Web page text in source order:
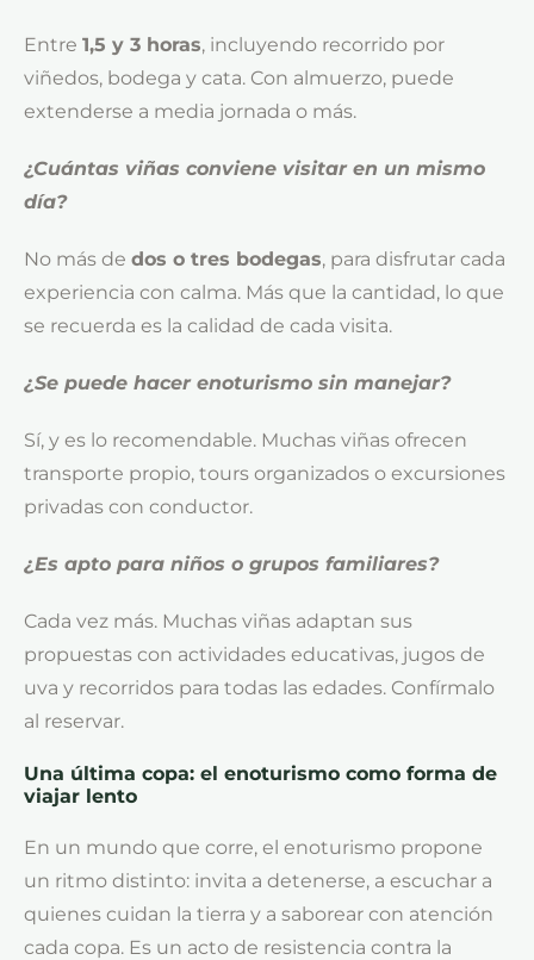
Entre 1,5 y 3 horas, incluyendo recorrido por
viñedos, bodega y cata. Con almuerzo, puede
extenderse a media jornada o más.
¿Cuántas viñas conviene visitar en un mismo
día?
No más de dos o tres bodegas, para disfrutar cada
experiencia con calma. Más que la cantidad, lo que
se recuerda es la calidad de cada visita.
¿Se puede hacer enoturismo sin manejar?
Sí, y es lo recomendable. Muchas viñas ofrecen
transporte propio, tours organizados o excursiones
privadas con conductor.
¿Es apto para niños o grupos familiares?
Cada vez más. Muchas viñas adaptan sus
propuestas con actividades educativas, jugos de
uva y recorridos para todas las edades. Confírmalo
al reservar.
Una última copa: el enoturismo como forma de
viajar lento
En un mundo que corre, el enoturismo propone
un ritmo distinto: invita a detenerse, a escuchar a
quienes cuidan la tierra y a saborear con atención
cada copa. Es un acto de resistencia contra la